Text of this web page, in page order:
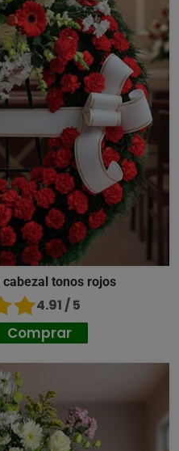
tonos rojos
4.91 / 5
Comprar